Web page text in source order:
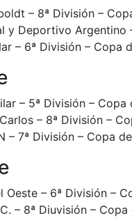
– 8ª División –
y Deportivo Argentino
– 6ª División – Copa
– 5ª División – Copa
– 8ª División –
– 7ª División – Copa
– 6ª División –
– 8ª Diuvisión – Copa